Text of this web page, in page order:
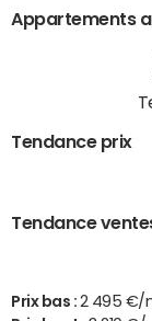
Appartements
Tendance prix
Tendance
Prix bas : 2 495 €/